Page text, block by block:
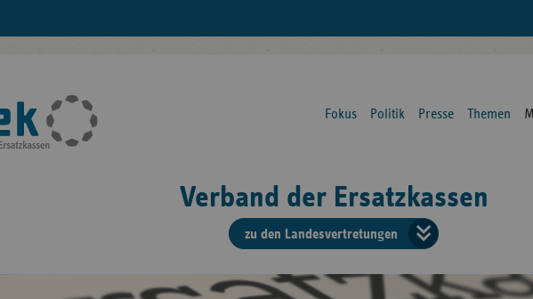
Fokus Politik Presse Themen
Verband der Ersatzkassen
zu den Landesvertretungen
der